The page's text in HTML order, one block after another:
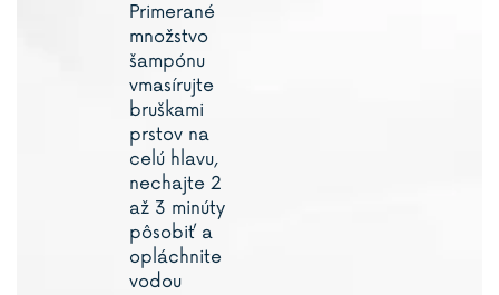
Primerané
množstvo
šampónu
vmasírujte
bruškami
prstov na
celú hlavu,
nechajte 2
až 3 minúty
pôsobiť a
opláchnite
vodou